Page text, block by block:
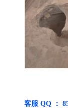
客服 QQ ：